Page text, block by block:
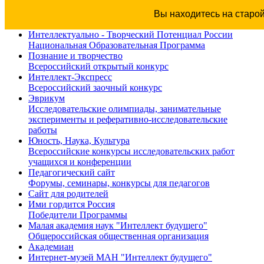
Вы находитесь на
Интеллектуально - Творческий Потенциал России
Национальная Образовательная Программа
Познание и творчество
Всероссийский открытый конкурс
Интеллект-Экспресс
Всероссийский заочный конкурс
Эврикум
Исследовательские олимпиады, занимательные
эксперименты и реферативно-исследовательские
работы
Юность, Наука, Культура
Всероссийские конкурсы исследовательских работ
учащихся и конференции
Педагогический сайт
Форумы, семинары, конкурсы для педагогов
Сайт для родителей
Ими гордится Россия
Победители Программы
Малая академия наук "Интеллект будущего"
Общероссийская общественная организация
Академиан
Интернет-музей МАН "Интеллект будущего"